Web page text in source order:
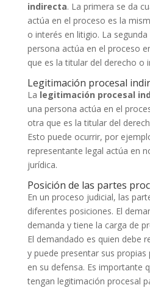
indirecta. La primera se da
actúa en el proceso es la
o interés en litigio. La
persona actúa en el proceso
que es la titular del derecho o
Legitimación procesal
La legitimación procesal
una persona actúa en el
otra que es la titular del
Esto puede ocurrir, por
representante legal actúa en
jurídica.
Posición de las partes
En un proceso judicial, las
diferentes posiciones. El
demanda y tiene la carga de
El demandado es quien debe
y puede presentar sus
en su defensa. Es importante
tengan legitimación procesal